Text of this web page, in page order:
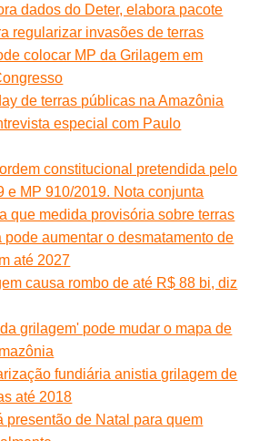
dados do Deter, elabora pacote
regularizar invasões de terras
colocar MP da Grilagem em
de terras públicas na Amazônia
especial com Paulo
constitucional pretendida pelo
e MP 910/2019. Nota conjunta
que medida provisória sobre terras
pode aumentar o desmatamento de
até 2027
causa rombo de até R$ 88 bi, diz
grilagem' pode mudar o mapa de
fundiária anistia grilagem de
até 2018
presentão de Natal para quem